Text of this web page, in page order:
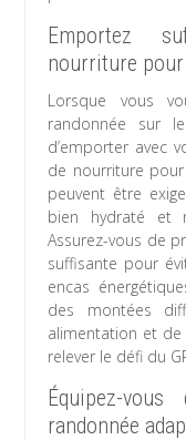
Emportez
nourriture pour
Lorsque vous
randonnée sur
d’emporter avec
de nourriture
peuvent être
bien hydraté et
Assurez-vous de
suffisante pour
encas
des montées
alimentation et
relever le défi du
Équipez-
randonnée